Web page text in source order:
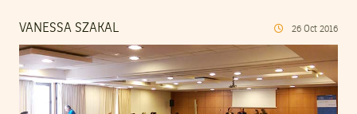
VANESSA SZAKAL 26 Oct 2016